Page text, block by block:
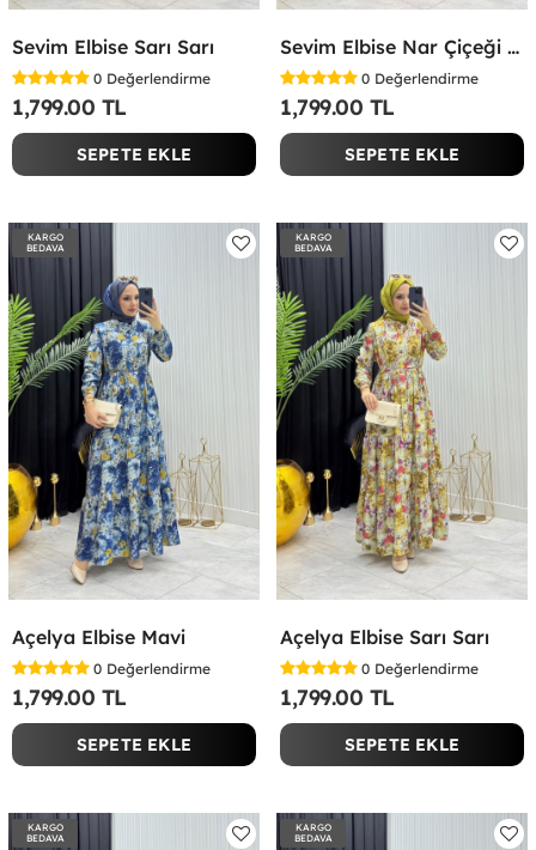
Sevim Elbise Sarı Sarı
0 Değerlendirme
1,799.00 TL
SEPETE EKLE
Sevim Elbise Nar Çiçeği Nar Çiçeği
0 Değerlendirme
1,799.00 TL
SEPETE EKLE
KARGO
BEDAVA
Açelya Elbise Mavi
0 Değerlendirme
1,799.00 TL
SEPETE EKLE
KARGO
BEDAVA
Açelya Elbise Sarı Sarı
0 Değerlendirme
1,799.00 TL
SEPETE EKLE
KARGO
BEDAVA
KARGO
BEDAVA